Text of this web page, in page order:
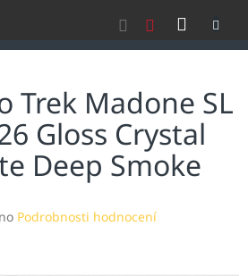
Trek Madone SL
Gloss Crystal
Deep Smoke
Podrobnosti hodnocení